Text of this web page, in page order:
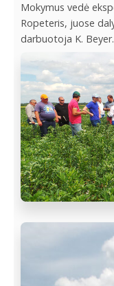
Mokymus vedė
Ropeteris, juose
darbuotoja K. Beyer.